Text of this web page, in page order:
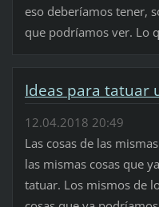
eso deberíamos tener,
que podríamos ver. Lo
Ideas para tatuar
12.04.2018 20:49
Las cosas de las
las mismas cosas que
tatuar. Los mismos de